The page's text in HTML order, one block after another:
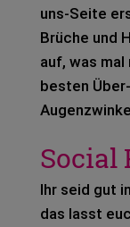
uns-Seite
Brü­che und
auf, was
bes­ten
Social
Ihr seid gut
das lasst